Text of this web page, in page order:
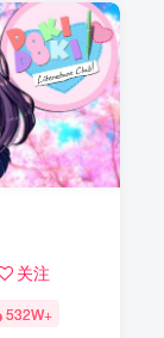
关注
532W+